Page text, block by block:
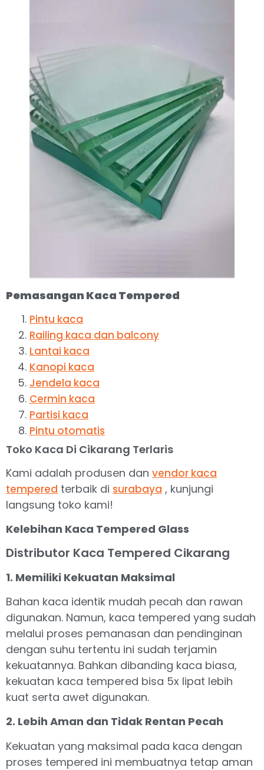
Pemasangan Kaca Tempered
Pintu kaca
Railing kaca dan balcony
Lantai kaca
Kanopi kaca
Jendela kaca
Cermin kaca
Partisi kaca
Pintu otomatis
Toko Kaca Di Cikarang Terlaris
Kami adalah produsen dan vendor kaca
tempered terbaik di surabaya , kunjungi
langsung toko kami!
Kelebihan Kaca Tempered Glass
Distributor Kaca Tempered Cikarang
1. Memiliki Kekuatan Maksimal
Bahan kaca identik mudah pecah dan rawan
digunakan. Namun, kaca tempered yang sudah
melalui proses pemanasan dan pendinginan
dengan suhu tertentu ini sudah terjamin
kekuatannya. Bahkan dibanding kaca biasa,
kekuatan kaca tempered bisa 5x lipat lebih
kuat serta awet digunakan.
2. Lebih Aman dan Tidak Rentan Pecah
Kekuatan yang maksimal pada kaca dengan
proses tempered ini membuatnya tetap aman